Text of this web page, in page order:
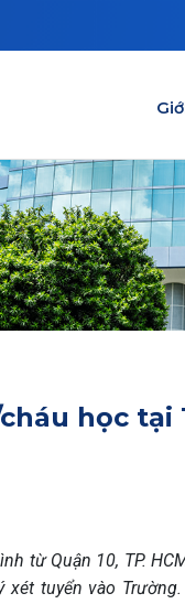
học tại
từ Quận 10, TP.
xét tuyển vào